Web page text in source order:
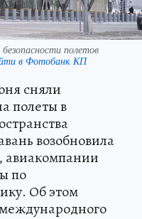
полетов
в Фотобанк КП
сняли
полеты в
возобновила
авиакомпании
по
Об этом